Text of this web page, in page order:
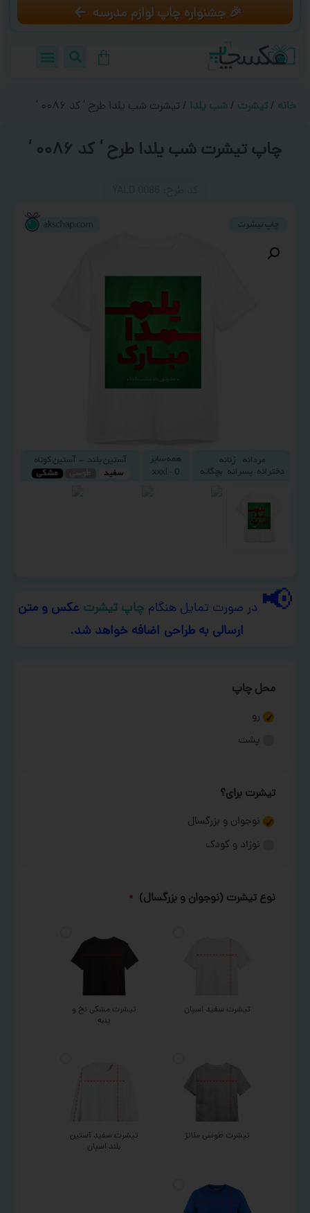
🎉 جشنواره چاپ لوازم مدرسه
خانه / تیشرت / شب یلدا / تیشرت شب یلدا طرح ‘ کد ۰۰۸۶ ‘
چاپ تیشرت شب یلدا طرح ‘ کد ۰۰۸۶ ‘
📢 در صورت تمایل هنگام چاپ تیشرت عکس و متن
ارسالی به طراحی اضافه خواهد شد.
محل چاپ
رو
پشت
تیشرت برای؟
نوجوان و بزرگسال
نوزاد و کودک
نوع تیشرت (نوجوان و بزرگسال) *
تیشرت سفید اسپان
تیشرت مشکی نخ و
پنبه
تیشرت طوسی ملانژ
تیشرت سفید آستین
بلند اسپان